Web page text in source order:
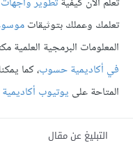
تعلمك وعملك بتوثيقات
المعلومات البرمجية العلمية
في أكاديمية حسوب، كما
المتاحة على يوتيوب
التبليغ عن مقال